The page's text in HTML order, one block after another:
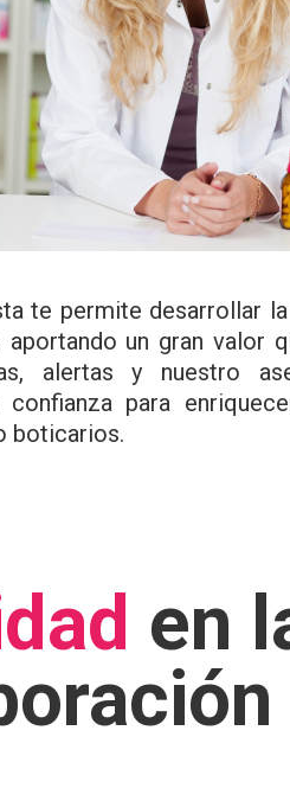
te permite desarrollar
aportando un gran valor
alertas y nuestro
confianza para
boticarios.
en